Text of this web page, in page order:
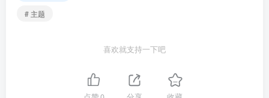
# 主题
喜欢就支持一下吧